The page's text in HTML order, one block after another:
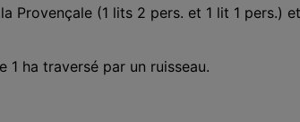
Provençale (1 lits 2 pers. et 1 lit 1 pers.)
ha traversé par un ruisseau.